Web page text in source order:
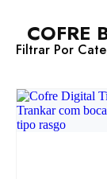
COFRE
Filtrar Por